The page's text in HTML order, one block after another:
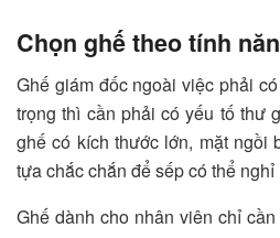
Chọn ghế theo tính
Ghế giám đốc ngoài việc phải
trọng thì cần phải có yếu tố thư
ghế có kích thước lớn, mặt ngồi
tựa chắc chắn để sếp có thể
Ghế dành cho nhân viên chỉ